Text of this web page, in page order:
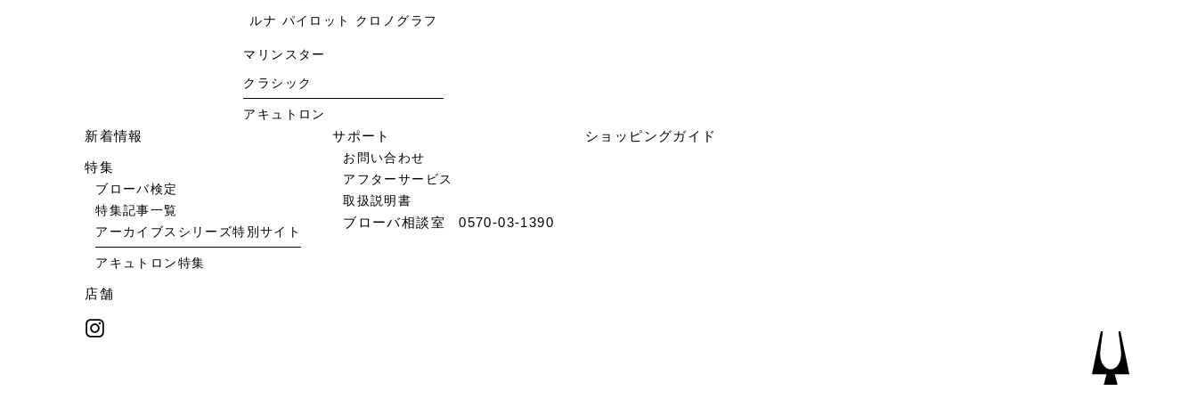
ルナ パイロット クロノグラフ
マリンスター
クラシック
アキュトロン
新着情報
特集
ブローバ検定
特集記事一覧
アーカイブスシリーズ特別サイト
アキュトロン特集
店舗
サポート
お問い合わせ
アフターサービス
取扱説明書
ブローバ相談室 0570-03-1390
ショッピングガイド